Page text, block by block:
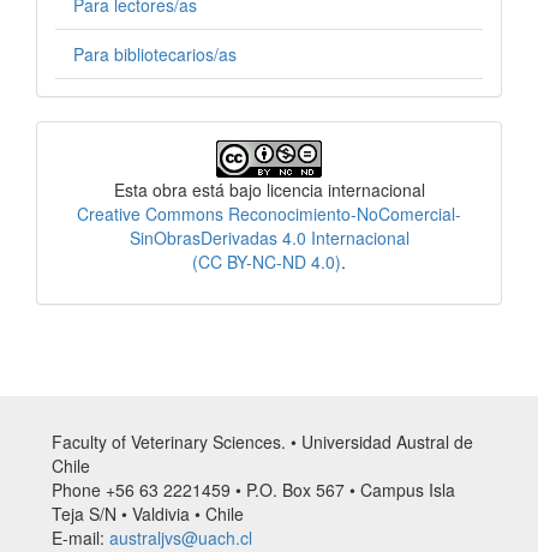
Para bibliotecarios/as
Esta obra está bajo licencia internacional
Creative Commons Reconocimiento-NoComercial-
SinObrasDerivadas 4.0 Internacional
(CC BY-NC-ND 4.0).
Faculty of Veterinary Sciences. • Universidad Austral de
Chile
Phone +56 63 2221459 • P.O. Box 567 • Campus Isla
Teja S/N • Valdivia • Chile
E-mail: australjvs@uach.cl